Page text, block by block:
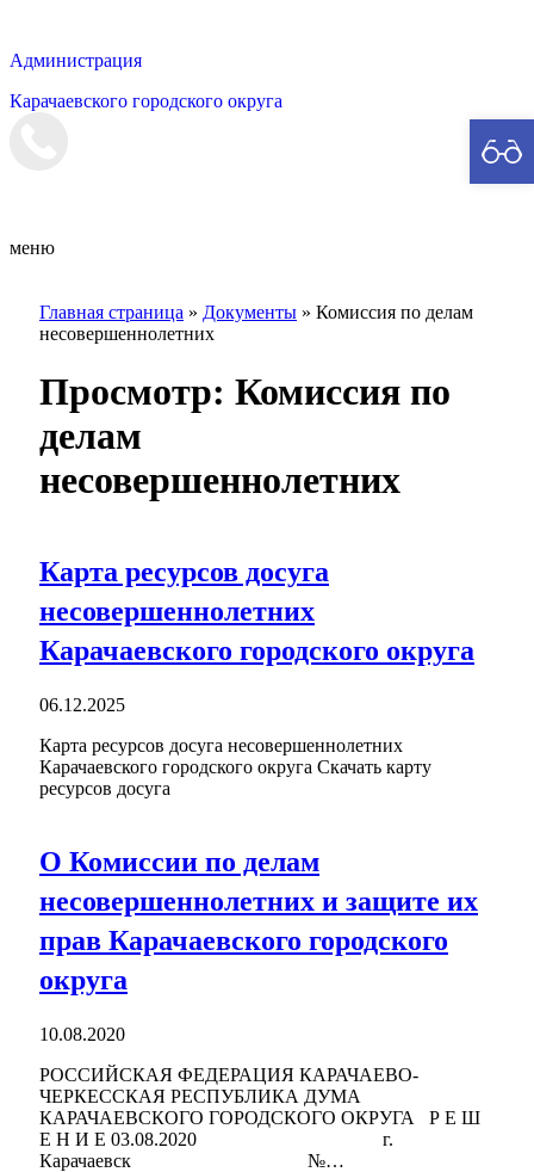
Администрация
Карачаевского городского округа
меню
Главная страница » Документы » Комиссия по делам
несовершеннолетних
Просмотр: Комиссия по
делам
несовершеннолетних
Карта ресурсов досуга
несовершеннолетних
Карачаевского городского округа
06.12.2025
Карта ресурсов досуга несовершеннолетних
Карачаевского городского округа Скачать карту
ресурсов досуга
О Комиссии по делам
несовершеннолетних и защите их
прав Карачаевского городского
округа
10.08.2020
РОССИЙСКАЯ ФЕДЕРАЦИЯ КАРАЧАЕВО-
ЧЕРКЕССКАЯ РЕСПУБЛИКА ДУМА
КАРАЧАЕВСКОГО ГОРОДСКОГО ОКРУГА Р Е Ш
Е Н И Е 03.08.2020 г.
Карачаевск №…